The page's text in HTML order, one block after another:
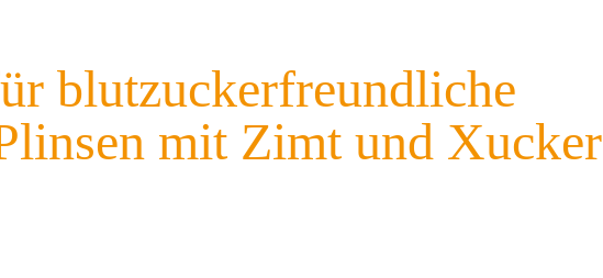
blutzuckerfreundliche
mit Zimt und Xucker